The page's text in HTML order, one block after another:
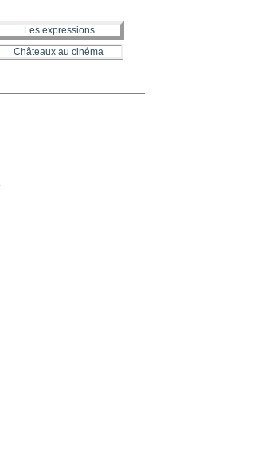
Les expressions
Châteaux au cinéma